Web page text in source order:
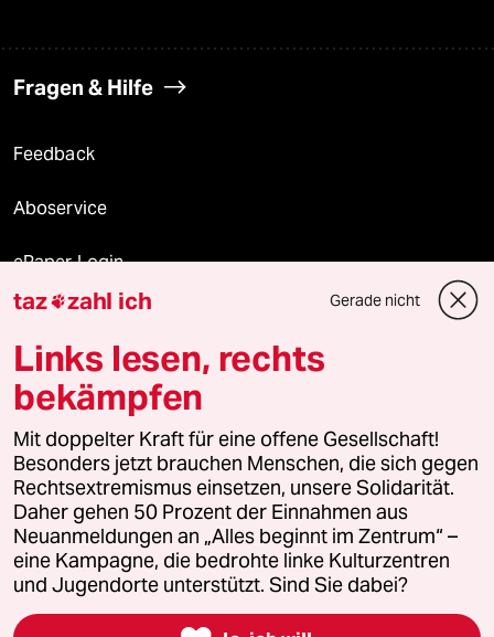
Fragen & Hilfe
Feedback
Aboservice
ePaper Login
Downloads für Abonnierende
© 2026 taz Verlags und Vertriebs GmbH
Alle Rechte vorbehalten. Bei rechtlichen Fragen oder für Genehmigungen
wenden Sie sich bitte an lizenzen@taz.de
Feedback Redaktionsstatut Kommune-Richtlinien
Leitlinie Informant Datenschutz Impressum AGB
Seitenwende Einwilligungen widerrufen (Ads)
taz zahl ich Gerade nicht
Links lesen, rechts
bekämpfen
Mit doppelter Kraft für eine offene Gesellschaft!
Besonders jetzt brauchen Menschen, die sich gegen
Rechtsextremismus einsetzen, unsere Solidarität.
Daher gehen 50 Prozent der Einnahmen aus
Neuanmeldungen an „Alles beginnt im Zentrum“ –
eine Kampagne, die bedrohte linke Kulturzentren
und Jugendorte unterstützt. Sind Sie dabei?